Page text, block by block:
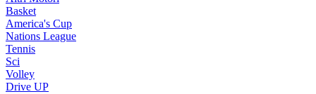
Basket
America's Cup
Nations League
Tennis
Sci
Volley
Drive UP